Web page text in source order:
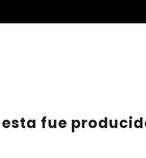
fue